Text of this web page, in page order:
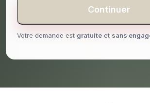
Continuer
Votre demande est gratuite et sans